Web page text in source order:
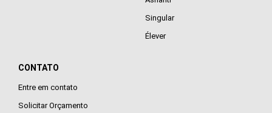
Singular
Élever
CONTATO
Entre em contato
Solicitar Orçamento